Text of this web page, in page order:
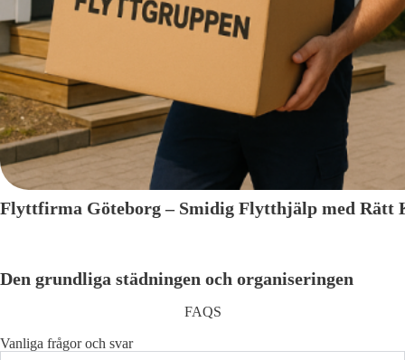
Flyttfirma Göteborg – Smidig Flytthjälp med Rätt
Den grundliga städningen och organiseringen
FAQS
Vanliga frågor och svar